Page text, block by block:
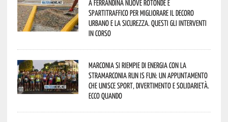
A Ferrandina nuove rotonde e
spartitraffico per migliorare il decoro
urbano e la sicurezza. Questi gli interventi
in corso
Marconia si riempie di energia con la
StraMarconia Run is Fun: un appuntamento
che unisce sport, divertimento e solidarietà.
Ecco quando